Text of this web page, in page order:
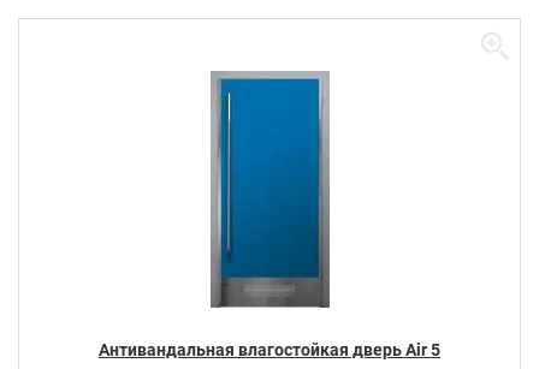
Антивандальная влагостойкая дверь Air 5